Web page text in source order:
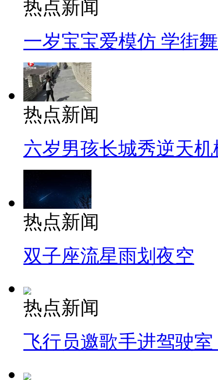
热点新闻
一岁宝宝爱模仿 学街
热点新闻
六岁男孩长城秀逆天机
热点新闻
双子座流星雨划夜空
热点新闻
飞行员邀歌手进驾驶